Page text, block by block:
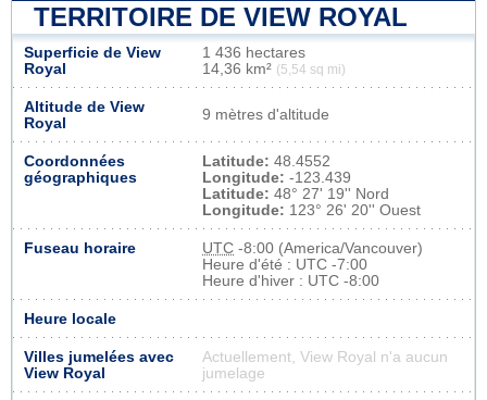
TERRITOIRE DE VIEW ROYAL
Superficie de View
Royal
1 436 hectares
14,36 km² (5,54 sq mi)
Altitude de View
Royal
9 mètres d'altitude
Coordonnées
géographiques
Latitude: 48.4552
Longitude: -123.439
Latitude: 48° 27' 19'' Nord
Longitude: 123° 26' 20'' Ouest
Fuseau horaire UTC -8:00 (America/Vancouver)
Heure d'été : UTC -7:00
Heure d'hiver : UTC -8:00
Heure locale
Villes jumelées avec
View Royal
Actuellement, View Royal n'a aucun
jumelage